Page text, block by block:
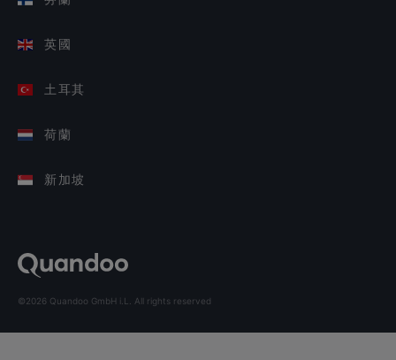
英國
土耳其
荷蘭
新加坡
©2026 Quandoo GmbH i.L. All rights reserved